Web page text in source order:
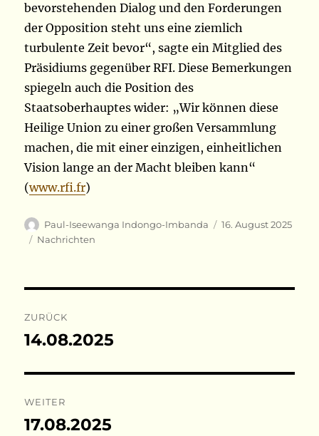
bevorstehenden Dialog und den Forderungen
der Opposition steht uns eine ziemlich
turbulente Zeit bevor“, sagte ein Mitglied des
Präsidiums gegenüber RFI. Diese Bemerkungen
spiegeln auch die Position des
Staatsoberhauptes wider: „Wir können diese
Heilige Union zu einer großen Versammlung
machen, die mit einer einzigen, einheitlichen
Vision lange an der Macht bleiben kann“
(www.rfi.fr)
Autor
Paul-Iseewanga Indongo-Imbanda
Veröffentlicht
16. August 2025
Kategorien
Nachrichten
ZURÜCK
Vorheriger
14.08.2025
WEITER
Nächster
17.08.2025